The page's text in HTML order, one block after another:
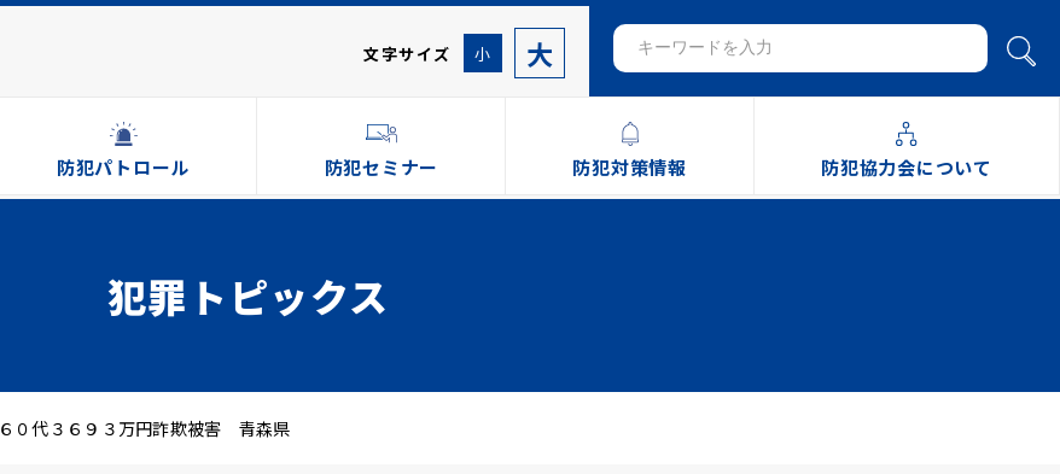
文字サイズ 小 大
防犯パトロール 防犯セミナー 防犯対策情報 防犯協力会について
犯罪トピックス
６０代３６９３万円詐欺被害 青森県